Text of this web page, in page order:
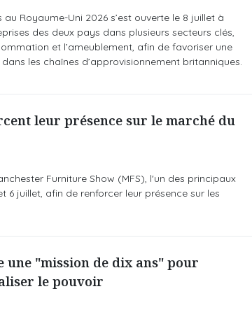
Royaume-Uni 2026 s’est ouverte le 8 juillet à
des deux pays dans plusieurs secteurs clés,
et l’ameublement, afin de favoriser une
les chaînes d’approvisionnement britanniques.
leur présence sur le marché du
Furniture Show (MFS), l'un des principaux
6 juillet, afin de renforcer leur présence sur les
une "mission de dix ans" pour
le pouvoir